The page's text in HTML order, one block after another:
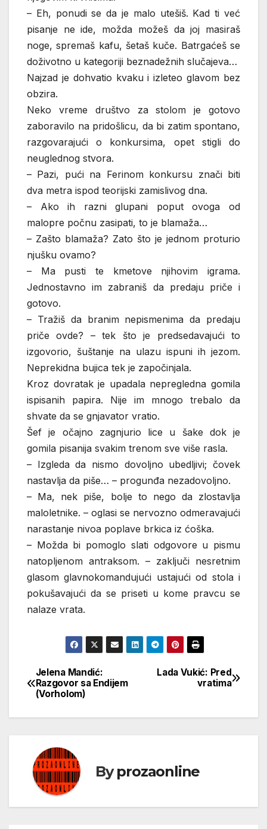
– Eh, ponudi se da je malo utešiš. Kad ti već
pisanje ne ide, možda možeš da joj masiraš
noge, spremaš kafu, šetaš kuče. Batrgaćeš se
doživotno u kategoriji beznadežnih slučajeva…
Najzad je dohvatio kvaku i izleteo glavom bez
obzira.
Neko vreme društvo za stolom je gotovo
zaboravilo na pridošlicu, da bi zatim spontano,
razgovarajući o konkursima, opet stigli do
neuglednog stvora.
– Pazi, pući na Ferinom konkursu znači biti
dva metra ispod teorijski zamislivog dna.
– Ako ih razni glupani poput ovoga od
malopre počnu zasipati, to je blamaža…
– Zašto blamaža? Zato što je jednom proturio
njušku ovamo?
– Ma pusti te kmetove njihovim igrama.
Jednostavno im zabraniš da predaju priče i
gotovo.
– Tražiš da branim nepismenima da predaju
priče ovde? – tek što je predsedavajući to
izgovorio, šuštanje na ulazu ispuni ih jezom.
Neprekidna bujica tek je započinjala.
Kroz dovratak je upadala nepregledna gomila
ispisanih papira. Nije im mnogo trebalo da
shvate da se gnjavator vratio.
Šef je očajno zagnjurio lice u šake dok je
gomila pisanija svakim trenom sve više rasla.
– Izgleda da nismo dovoljno ubedljivi; čovek
nastavlja da piše… – progunđa nezadovoljno.
– Ma, nek piše, bolje to nego da zlostavlja
maloletnike. – oglasi se nervozno odmeravajući
narastanje nivoa poplave brkica iz ćoška.
– Možda bi pomoglo slati odgovore u pismu
natopljenom antraksom. – zaključi nesretnim
glasom glavnokomandujući ustajući od stola i
pokušavajući da se priseti u kome pravcu se
nalaze vrata.
Кретање
чланка
Lada Vukić: Pred
vratima
Jelena Mandić:
Razgovor sa Endijem
(Vorholom)
Byprozaonline